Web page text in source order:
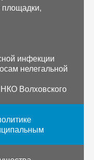
инфекции
нелегальной
Волховского